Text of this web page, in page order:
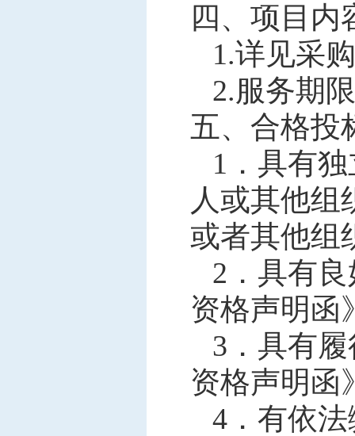
四、项目内
1.详见采
2.服务期
五、合格投
1． 具有
人或其他组
或者其他组
2． 具有
资格声明函
3． 具有
资格声明函
4． 有依